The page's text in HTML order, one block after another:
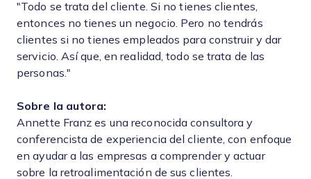
"Todo se trata del cliente. Si no tienes clientes,
entonces no tienes un negocio. Pero no tendrás
clientes si no tienes empleados para construir y dar
servicio. Así que, en realidad, todo se trata de las
personas."
Sobre la autora:
Annette Franz es una reconocida consultora y
conferencista de experiencia del cliente, con enfoque
en ayudar a las empresas a comprender y actuar
sobre la retroalimentación de sus clientes.